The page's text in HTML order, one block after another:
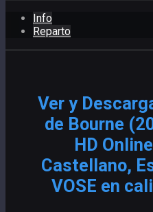
Info
Reparto
Ver y
de Bourne
HD
Castellano,
VOSE en